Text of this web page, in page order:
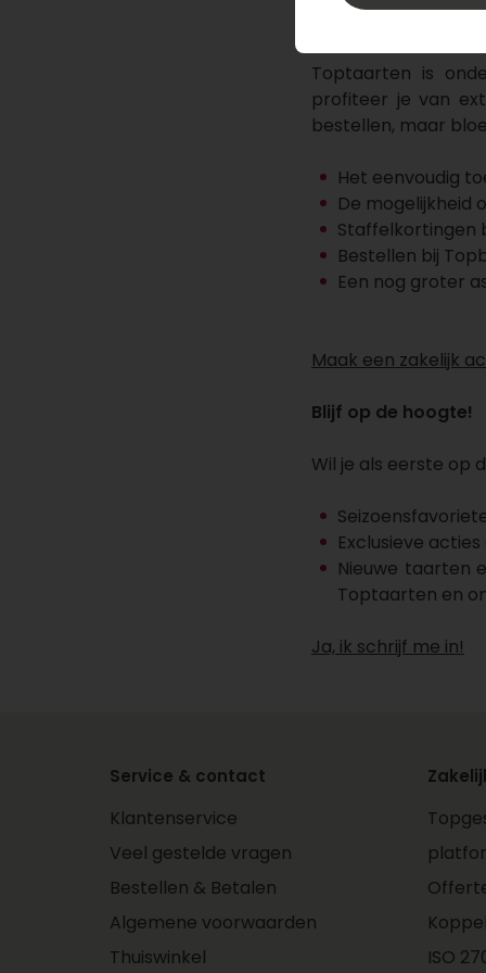
Toptaarten is
profiteer je van
bestellen, maar
Het eenvoudig
De mogelijkheid
Staffelkortingen
Bestellen bij
Een nog groter
Maak een zakelijk
Blijf op de hoogte!
Wil je als eerste op
Exclusieve
Nieuwe taarten
Toptaarten en
Ja, ik schrijf me in!
Service & contact
Klantenservice
Veel gestelde vragen
Bestellen & Betalen
Algemene voorwaarden
Thuiswinkel
ISO